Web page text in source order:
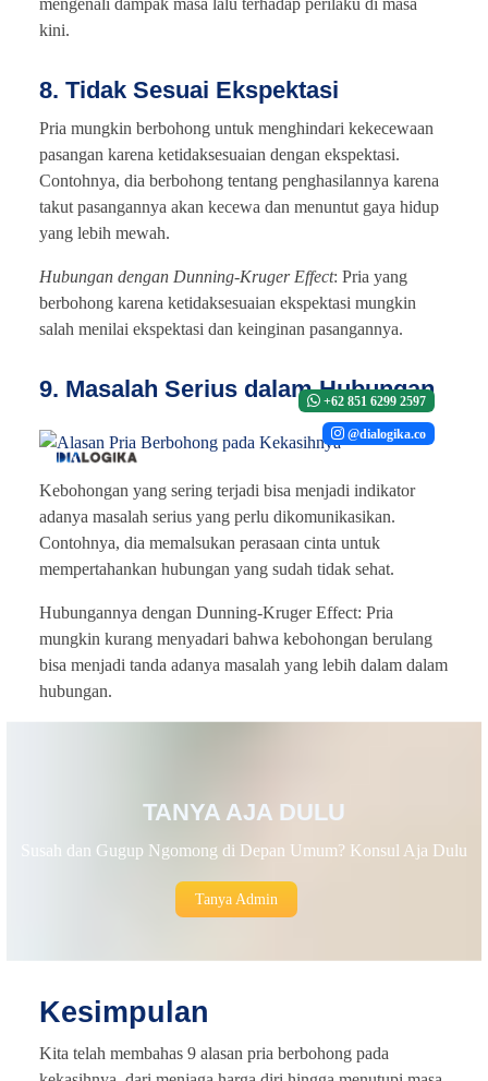
kini.
8. Tidak Sesuai Ekspektasi
Pria mungkin berbohong untuk menghindari kekecewaan
pasangan karena ketidaksesuaian dengan ekspektasi.
Contohnya, dia berbohong tentang penghasilannya karena
takut pasangannya akan kecewa dan menuntut gaya hidup
yang lebih mewah.
Hubungan dengan Dunning-Kruger Effect: Pria yang
berbohong karena ketidaksesuaian ekspektasi mungkin
salah menilai ekspektasi dan keinginan pasangannya.
9. Masalah Serius dalam Hubungan
+62 851 6299 2597
@dialogika.co
Kebohongan yang sering terjadi bisa menjadi indikator
adanya masalah serius yang perlu dikomunikasikan.
Contohnya, dia memalsukan perasaan cinta untuk
mempertahankan hubungan yang sudah tidak sehat.
Hubungannya dengan Dunning-Kruger Effect: Pria
mungkin kurang menyadari bahwa kebohongan berulang
bisa menjadi tanda adanya masalah yang lebih dalam dalam
hubungan.
TANYA AJA DULU
Susah dan Gugup Ngomong di Depan Umum? Konsul Aja Dulu
Tanya Admin
Kesimpulan
Kita telah membahas 9 alasan pria berbohong pada